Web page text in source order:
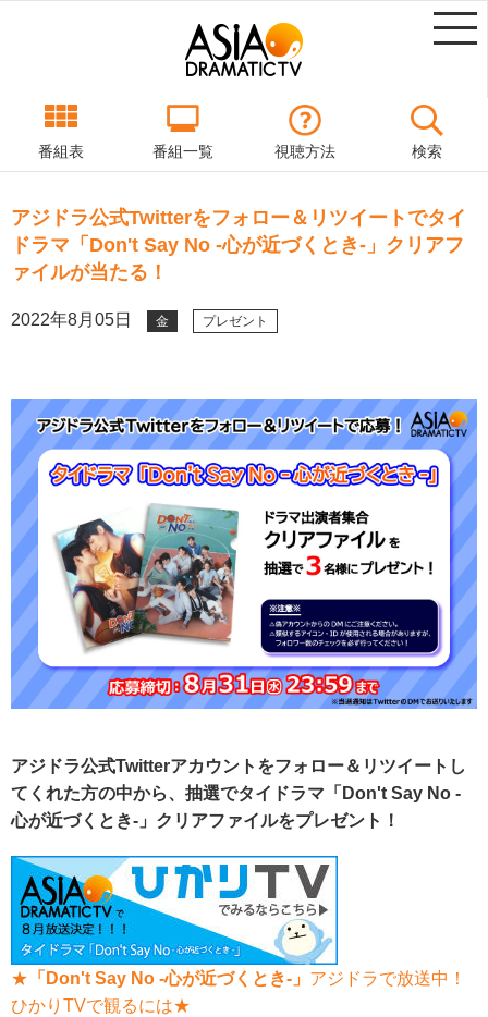
番組表 番組一覧 視聴方法 検索
アジドラ公式Twitterをフォロー＆リツイートでタイ
ドラマ「Don't Say No -心が近づくとき-」クリアフ
ァイルが当たる！
2022年8月05日 金 プレゼント
アジドラ公式Twitterアカウントをフォロー＆リツイートし
てくれた方の中から、抽選でタイドラマ「Don't Say No -
心が近づくとき-」クリアファイルをプレゼント！
★ 「Don't Say No -心が近づくとき-」 アジドラで放送中！
ひかりTVで観るには★